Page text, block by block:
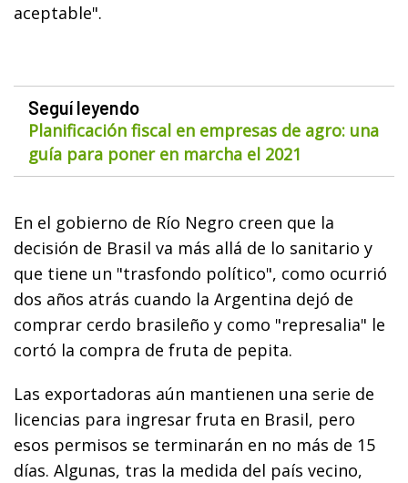
aceptable".
Seguí leyendo
Planificación fiscal en empresas de agro: una
guía para poner en marcha el 2021
En el gobierno de Río Negro creen que la
decisión de Brasil va más allá de lo sanitario y
que tiene un "trasfondo político", como ocurrió
dos años atrás cuando la Argentina dejó de
comprar cerdo brasileño y como "represalia" le
cortó la compra de fruta de pepita.
Las exportadoras aún mantienen una serie de
licencias para ingresar fruta en Brasil, pero
esos permisos se terminarán en no más de 15
días. Algunas, tras la medida del país vecino,